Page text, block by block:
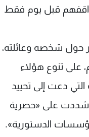
قبل يوم فقط
حول شخصه وعائلته،
على تنوع هؤلاء
التي دعت إلى تحييد
وشددت على «حصرية
الدستورية».